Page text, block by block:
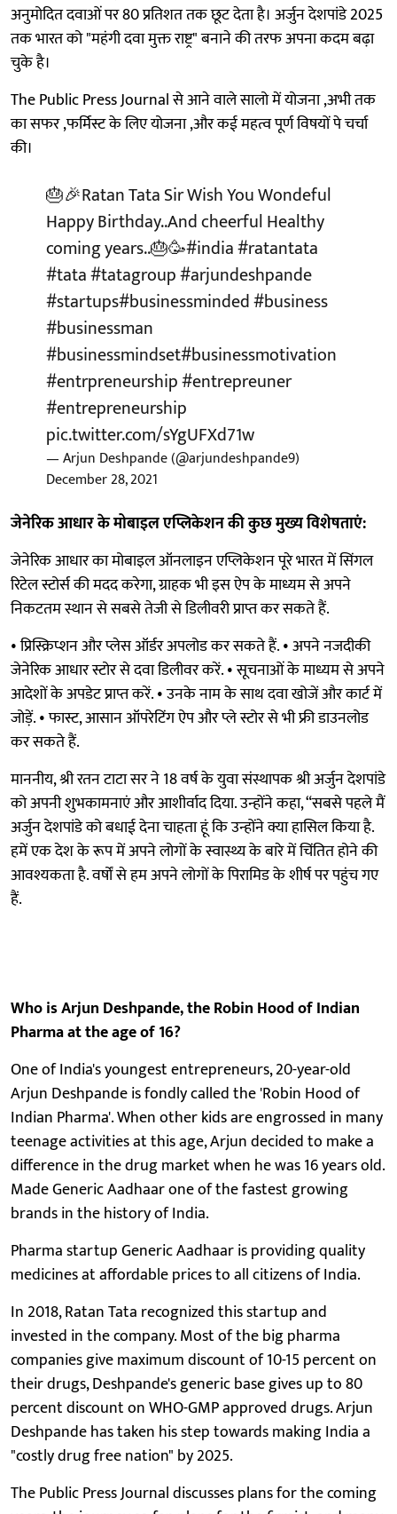
अनुमोदित दवाओं पर 80 प्रतिशत तक छूट देता है। अर्जुन देशपांडे 2025
तक भारत को "महंगी दवा मुक्त राष्ट्र" बनाने की तरफ अपना कदम बढ़ा
चुके है।
The Public Press Journal से आने वाले सालो में योजना ,अभी तक
का सफर ,फर्मिस्ट के लिए योजना ,और कई महत्व पूर्ण विषयों पे चर्चा
की।
🎂🎉Ratan Tata Sir Wish You Wondeful
Happy Birthday..And cheerful Healthy
coming years..🎂🥳#india#ratantata
#tata#tatagroup#arjundeshpande
#startups#businessminded#business
#businessman
#businessmindset#businessmotivation
#entrpreneurship#entrepreuner
#entrepreneurship
pic.twitter.com/sYgUFXd71w
— Arjun Deshpande (@arjundeshpande9)
December 28, 2021
जेनेरिक आधार के मोबाइल एप्लिकेशन की कुछ मुख्य विशेषताएं:
जेनेरिक आधार का मोबाइल ऑनलाइन एप्लिकेशन पूरे भारत में सिंगल
रिटेल स्टोर्स की मदद करेगा, ग्राहक भी इस ऐप के माध्यम से अपने
निकटतम स्थान से सबसे तेजी से डिलीवरी प्राप्त कर सकते हैं.
• प्रिस्क्रिप्शन और प्लेस ऑर्डर अपलोड कर सकते हैं. • अपने नजदीकी
जेनेरिक आधार स्टोर से दवा डिलीवर करें. • सूचनाओं के माध्यम से अपने
आदेशों के अपडेट प्राप्त करें. • उनके नाम के साथ दवा खोजें और कार्ट में
जोड़ें. • फास्ट, आसान ऑपरेटिंग ऐप और प्ले स्टोर से भी फ्री डाउनलोड
कर सकते हैं.
माननीय, श्री रतन टाटा सर ने 18 वर्ष के युवा संस्थापक श्री अर्जुन देशपांडे
को अपनी शुभकामनाएं और आशीर्वाद दिया. उन्होंने कहा, “सबसे पहले मैं
अर्जुन देशपांडे को बधाई देना चाहता हूं कि उन्होंने क्या हासिल किया है.
हमें एक देश के रूप में अपने लोगों के स्वास्थ्य के बारे में चिंतित होने की
आवश्यकता है. वर्षों से हम अपने लोगों के पिरामिड के शीर्ष पर पहुंच गए
हैं.
Who is Arjun Deshpande, the Robin Hood of Indian
Pharma at the age of 16?
One of India's youngest entrepreneurs, 20-year-old
Arjun Deshpande is fondly called the 'Robin Hood of
Indian Pharma'. When other kids are engrossed in many
teenage activities at this age, Arjun decided to make a
difference in the drug market when he was 16 years old.
Made Generic Aadhaar one of the fastest growing
brands in the history of India.
Pharma startup Generic Aadhaar is providing quality
medicines at affordable prices to all citizens of India.
In 2018, Ratan Tata recognized this startup and
invested in the company. Most of the big pharma
companies give maximum discount of 10-15 percent on
their drugs, Deshpande's generic base gives up to 80
percent discount on WHO-GMP approved drugs. Arjun
Deshpande has taken his step towards making India a
"costly drug free nation" by 2025.
The Public Press Journal discusses plans for the coming